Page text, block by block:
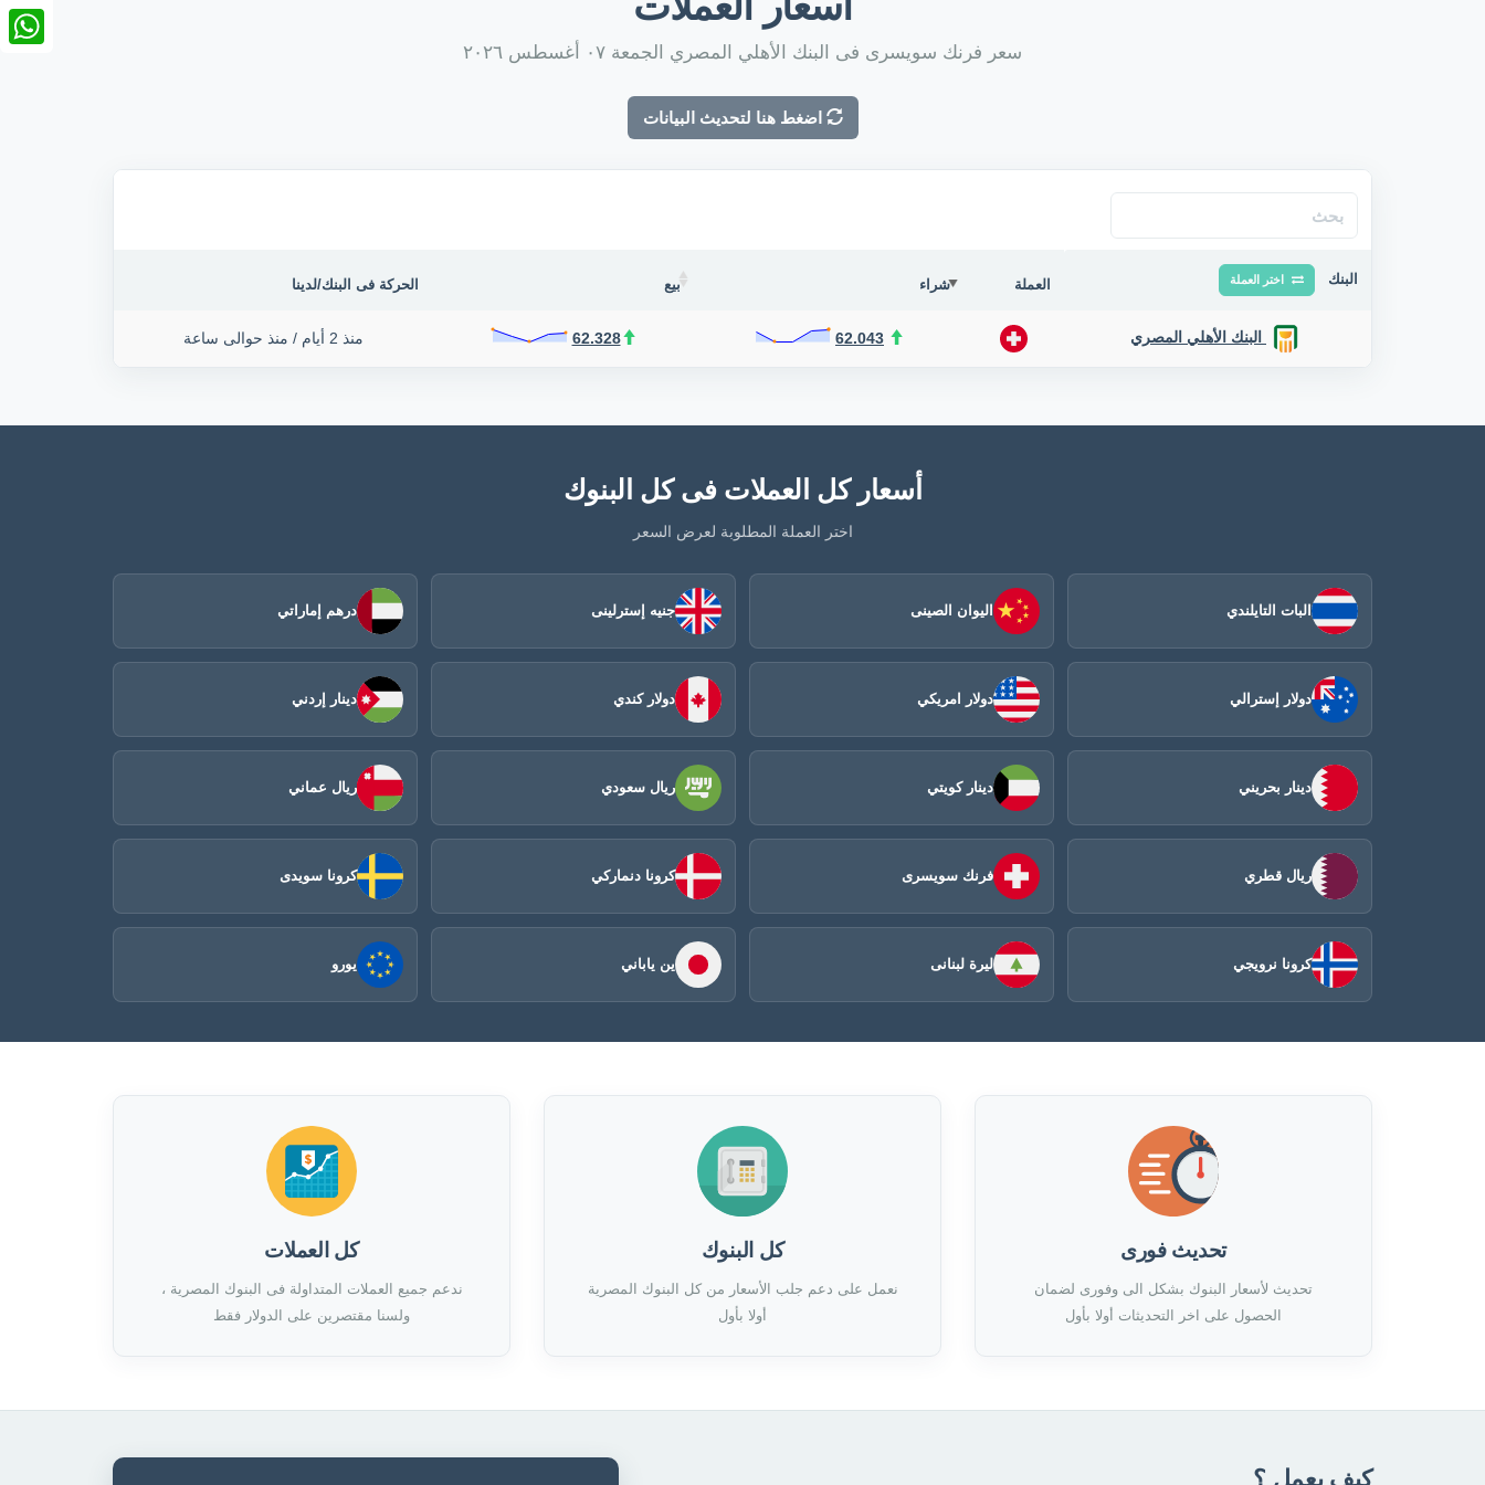
سعر فرنك سويسرى فى البنك الأهلي المصري الجمعة ٠٧ أغسطس ٢٠٢٦
اضغط هنا لتحديث البيانات
البنك اختر العملة العملة شراء بيع الحركة فى البنك/لدينا
البنك الأهلي المصري 62.043
62.328 منذ 2 أيام / منذ حوالى ساعة
أسعار كل العملات فى كل البنوك
اختر العملة المطلوبة لعرض السعر
البات التايلندي اليوان الصينى​ جنيه إسترلينى درهم إماراتي
دولار إسترالي دولار امريكي دولار كندي دينار إردني
دينار بحريني دينار كويتي ريال سعودي ريال عماني
ريال قطري فرنك سويسرى كرونا دنماركي كرونا سويدى
كرونا نرويجي ليرة لبنانى ين ياباني يورو
تحديث فورى
تحديث لأسعار البنوك بشكل الى وفورى لضمان
الحصول على اخر التحديثات أولا بأول
كل البنوك
نعمل على دعم جلب الأسعار من كل البنوك المصرية
أولا بأول
كل العملات
ندعم جميع العملات المتداولة فى البنوك المصرية ،
ولسنا مقتصرين على الدولار فقط
كيف يعمل ؟